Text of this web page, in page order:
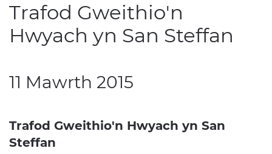
Trafod Gweithio'n
Hwyach yn San Steffan
11 Mawrth 2015
Trafod Gweithio'n Hwyach yn San
Steffan